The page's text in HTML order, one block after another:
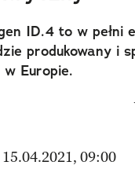
ID.4 to w pełni
produkowany i
Europie.
09:00